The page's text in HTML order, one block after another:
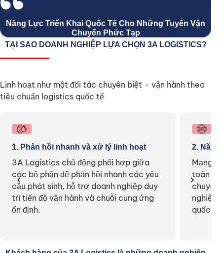
Năng Lực Triển Khai Quốc Tế Cho Những Tuyến Vận
Chuyển Phức Tạp
TẠI SAO DOANH NGHIỆP LỰA CHỌN 3A LOGISTICS?
Linh hoạt như một đối tác chuyên biệt – vận hành theo
tiêu chuẩn logistics quốc tế
1. Phản hồi nhanh và xử lý linh hoạt
3A Logistics chủ động phối hợp giữa
các bộ phận để phản hồi nhanh các yêu
cầu phát sinh, hỗ trợ doanh nghiệp duy
trì tiến độ vận hành và chuỗi cung ứng
ổn định.
2.
Mạng
toàn
nghiệp
quốc
chevron_left chevron_right